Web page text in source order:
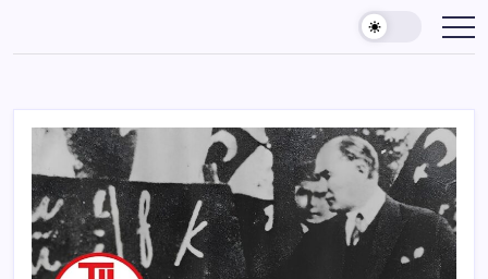
content